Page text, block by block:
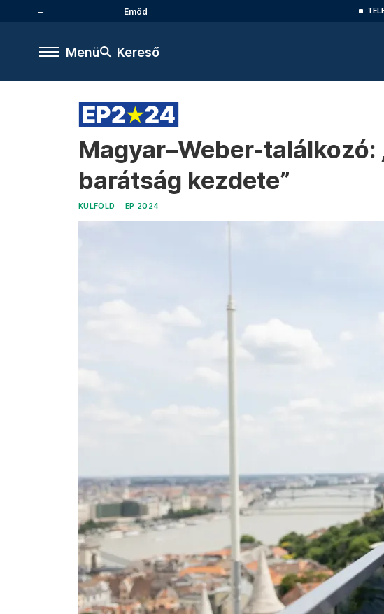
Emőd
Menü Kereső
Magyar–Weber-találkozó:
barátság kezdete”
KÜLFÖLD EP 2024